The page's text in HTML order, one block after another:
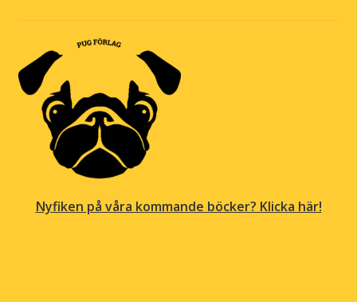
Nyfiken på våra kommande böcker? Klicka här!